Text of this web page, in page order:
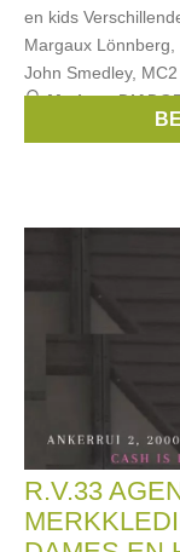
en kids
Margaux Lönnberg,
John Smedley, MC2
Merken:
R.V.33